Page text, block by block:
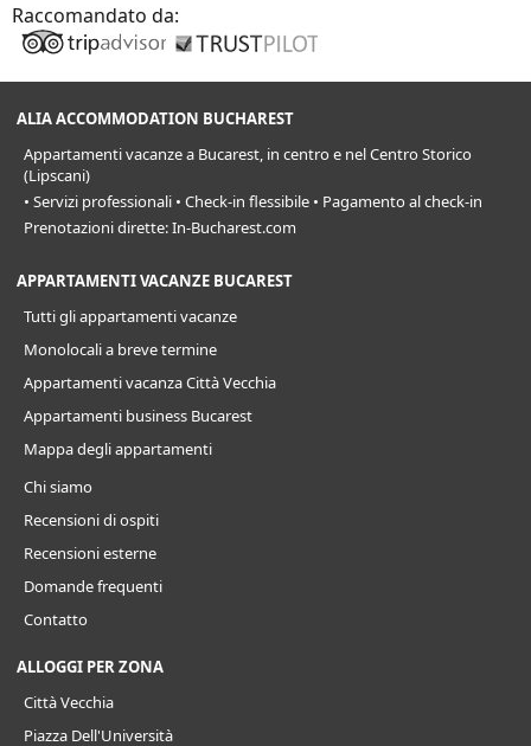
Raccomandato da:
ALIA ACCOMMODATION BUCHAREST
Appartamenti vacanze a Bucarest, in centro e nel Centro Storico
(Lipscani)
• Servizi professionali • Check-in flessibile • Pagamento al check-in
Prenotazioni dirette: In-Bucharest.com
APPARTAMENTI VACANZE BUCAREST
Tutti gli appartamenti vacanze
Monolocali a breve termine
Appartamenti vacanza Città Vecchia
Appartamenti business Bucarest
Mappa degli appartamenti
Chi siamo
Recensioni di ospiti
Recensioni esterne
Domande frequenti
Contatto
ALLOGGI PER ZONA
Città Vecchia
Piazza Dell'Università